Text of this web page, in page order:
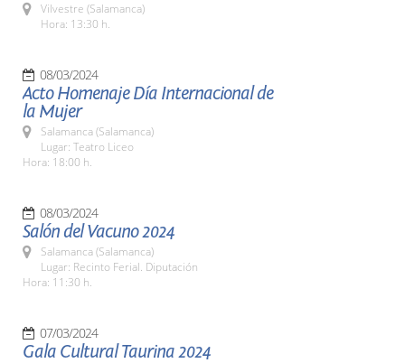
Vilvestre (Salamanca)
Hora: 13:30 h.
08/03/2024
Acto Homenaje Día Internacional de
la Mujer
Salamanca (Salamanca)
Lugar: Teatro Liceo
Hora: 18:00 h.
08/03/2024
Salón del Vacuno 2024
Salamanca (Salamanca)
Lugar: Recinto Ferial. Diputación
Hora: 11:30 h.
07/03/2024
Gala Cultural Taurina 2024